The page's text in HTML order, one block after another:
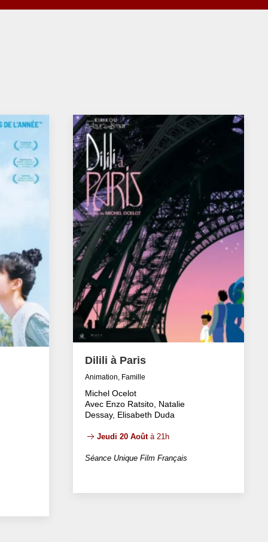
Dilili à Paris
Animation, Famille
Michel Ocelot
Avec Enzo Ratsito, Natalie
Dessay, Elisabeth Duda
Jeudi 20 Aoûtà 21h
Séance Unique Film Français